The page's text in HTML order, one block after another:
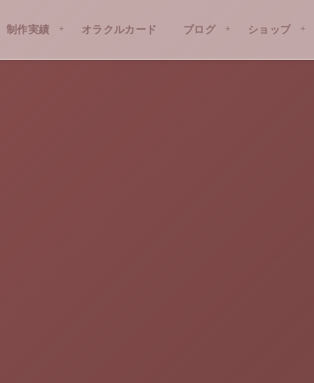
制作実績
WORKS オラクルカード ブログ
BLOG ショップ
SHOP